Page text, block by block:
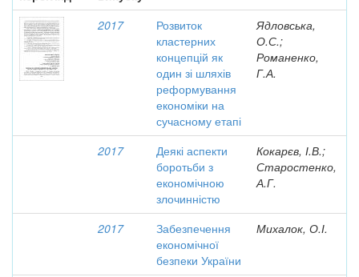
2017
Розвиток
кластерних
концепцій як
один зі шляхів
реформування
економіки на
сучасному етапі
Ядловська,
О.С.;
Романенко,
Г.А.
2017
Деякі аспекти
боротьби з
економічною
злочинністю
Кокарєв, І.В.;
Старостенко,
А.Г.
2017
Забезпечення
економічної
безпеки України
Михалок, О.І.